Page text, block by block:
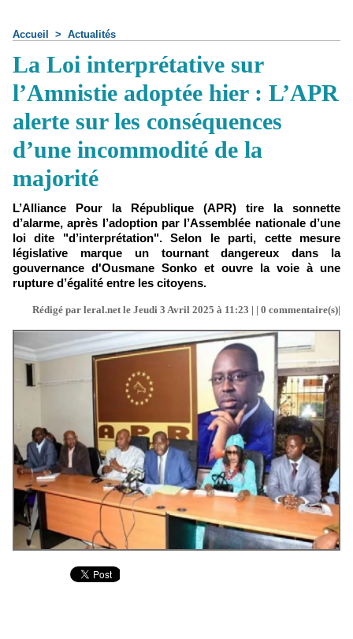
Accueil > Actualités
La Loi interprétative sur
l’Amnistie adoptée hier : L’APR
alerte sur les conséquences
d’une incommodité de la
majorité
L’Alliance Pour la République (APR) tire la sonnette
d’alarme, après l’adoption par l’Assemblée nationale d’une
loi dite "d’interprétation". Selon le parti, cette mesure
législative marque un tournant dangereux dans la
gouvernance d'Ousmane Sonko et ouvre la voie à une
rupture d’égalité entre les citoyens.
Rédigé par leral.net le Jeudi 3 Avril 2025 à 11:23 | | 0 commentaire(s)|